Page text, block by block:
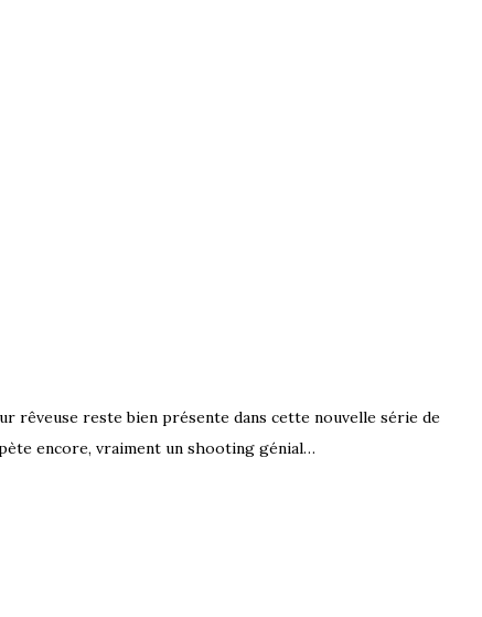
rêveuse reste bien présente dans cette nouvelle série de
encore, vraiment un shooting génial…